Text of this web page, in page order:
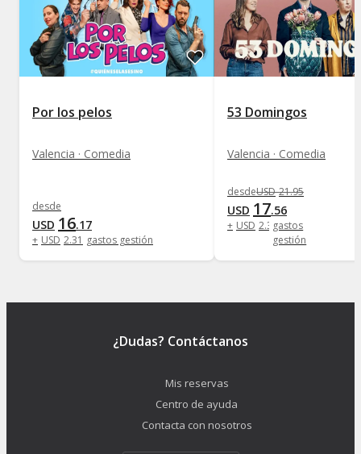
Por los pelos
Valencia · Comedia
desde
USD 16.17
+ USD 2.31 gastos gestión
53 Domingos
Valencia · Comedia
desdeUSD 21.95
USD 17.56
+ USD 2.31gastos
gestión
¿Dudas? Contáctanos
Mis reservas
Centro de ayuda
Contacta con nosotros